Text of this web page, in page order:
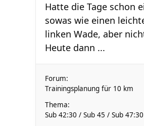
Hatte die Tage schon
sowas wie einen
linken Wade, aber
Heute dann ...
Forum:
Trainingsplanung für 10 km
Thema:
Sub 42:30 / Sub 45 / Sub 47:30